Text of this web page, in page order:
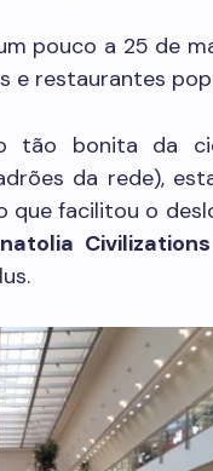
pouco a 25 de
e restaurantes
tão bonita da
da rede),
que facilitou o